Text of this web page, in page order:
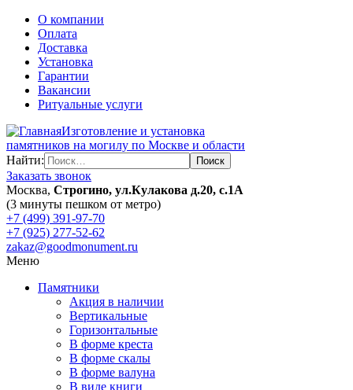
О компании
Оплата
Доставка
Установка
Гарантии
Вакансии
Ритуальные услуги
Изготовление и установка
памятников на могилу по Москве и области
Найти:
Заказать звонок
Москва, Строгино, ул.Кулакова д.20, с.1А
(3 минуты пешком от метро)
+7 (499) 391-97-70
+7 (925) 277-52-62
zakaz@goodmonument.ru
Меню
Памятники
Акция в наличии
Вертикальные
Горизонтальные
В форме креста
В форме скалы
В форме валуна
В виде книги